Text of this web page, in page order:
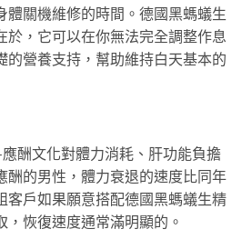
體關機維修的時間。德國黑螞蟻生
於，它可以在你無法完全調整作息
的營養支持，幫助維持白天基本的
酬文化對體力消耗、肝功能負擔
酬的男性，體力衰退的速度比同年
客戶如果願意搭配德國黑螞蟻生精
，恢復速度通常滿明顯的。